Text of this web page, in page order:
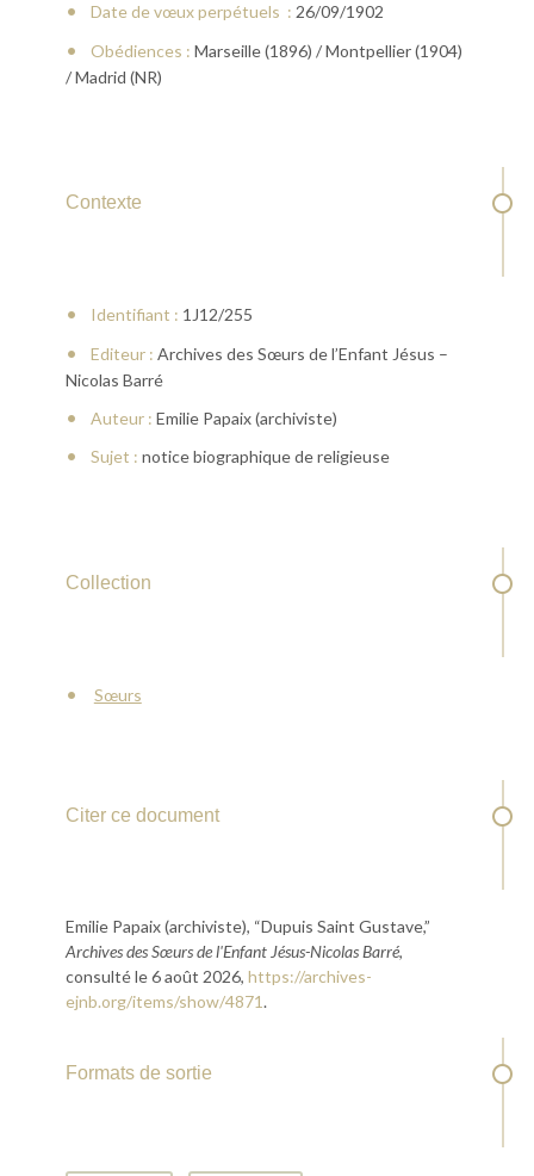
Date de vœux perpétuels : 26/09/1902
Obédiences : Marseille (1896) / Montpellier (1904)
/ Madrid (NR)
Contexte
Identifiant : 1J12/255
Editeur : Archives des Sœurs de l’Enfant Jésus –
Nicolas Barré
Auteur : Emilie Papaix (archiviste)
Sujet : notice biographique de religieuse
Collection
Sœurs
Citer ce document
Emilie Papaix (archiviste), “Dupuis Saint Gustave,”
Archives des Sœurs de l'Enfant Jésus-Nicolas Barré,
consulté le 6 août 2026, https://archives-
ejnb.org/items/show/4871.
Formats de sortie